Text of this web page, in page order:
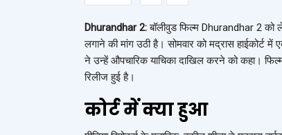
Dhurandhar 2:बॉलीवुड फिल्म Dhurandhar 2को
लगाने की मांग उठी है। सोमवार को मद्रास हाईकोर्ट
ने उन्हें औपचारिक याचिका दाखिल करने को कहा।
रिलीज हुई है।
कोर्ट में क्या हुआ